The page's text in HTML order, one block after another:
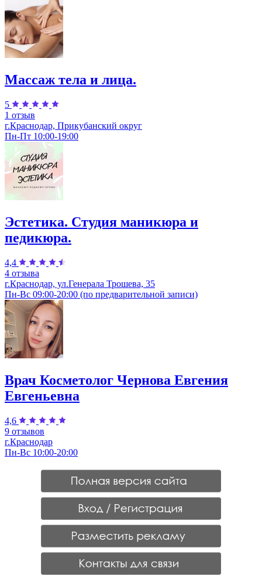
Массаж тела и лица.
5
1 отзыв
г.Краснодар, Прикубанский округ
Пн-Пт 10:00-19:00
Эстетика. Студия маникюра и
педикюра.
4,4
4 отзыва
г.Краснодар, ул.Генерала Трошева, 35
Пн-Вс 09:00-20:00 (по предварительной записи)
Врач Косметолог Чернова Евгения
Евгеньевна
4,6
9 отзывов
г.Краснодар
Пн-Вс 10:00-20:00